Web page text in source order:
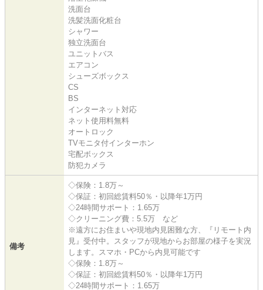
洗面台
洗髪洗面化粧台
シャワー
独立洗面台
ユニットバス
エアコン
シューズボックス
CS
BS
インターネット対応
ネット使用料無料
オートロック
TVモニタ付インターホン
宅配ボックス
防犯カメラ
備考
◇保険：1.8万～
◇保証：初回総賃料50％・以降年1万円
◇24時間サポート：1.65万
◇クリーニング費：5.5万 など
※遠方にお住まいや現地内見困難な方、『リモート内
見』受付中。スタッフが現地からお部屋の様子を実況
します。スマホ・PCから内見可能です
◇保険：1.8万～
◇保証：初回総賃料50％・以降年1万円
◇24時間サポート：1.65万